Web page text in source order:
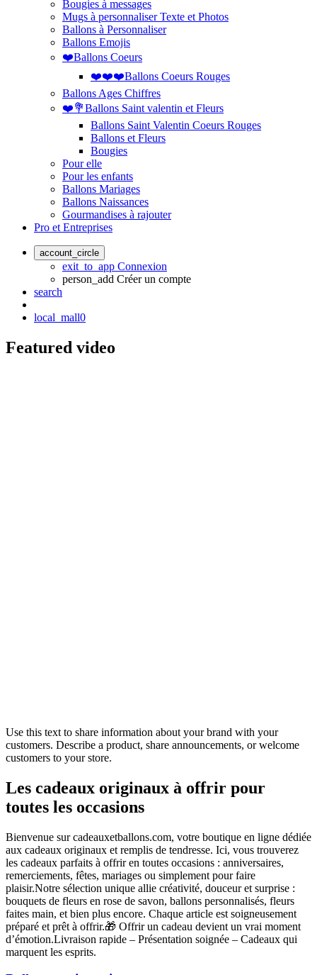
Bougies à messages
Mugs à personnaliser Texte et Photos
Ballons à Personnaliser
Ballons Emojis
❤️Ballons Coeurs
❤️❤️❤️Ballons Coeurs Rouges
Ballons Ages Chiffres
❤️💐Ballons Saint valentin et Fleurs
Ballons Saint Valentin Coeurs Rouges
Ballons et Fleurs
Bougies
Pour elle
Pour les enfants
Ballons Mariages
Ballons Naissances
Gourmandises à rajouter
Pro et Entreprises
account_circle
exit_to_app Connexion
person_add Créer un compte
search
local_mall0
Featured video
Use this text to share information about your brand with your
customers. Describe a product, share announcements, or welcome
customers to your store.
Les cadeaux originaux à offrir pour
toutes les occasions
Bienvenue sur cadeauxetballons.com, votre boutique en ligne dédiée
aux cadeaux originaux et remplis de tendresse. Ici, vous trouverez
les cadeaux parfaits à offrir en toutes occasions : anniversaires,
remerciements, fêtes, mariages ou simplement pour faire
plaisir.Notre sélection unique allie créativité, douceur et surprise :
bouquets de fleurs en rose de savon, ballons personnalisés, fleurs
faites main, et bien plus encore. Chaque article est soigneusement
préparé et prêt à offrir.🎁 Offrir un cadeau devient un vrai moment
d’émotion.Livraison rapide – Présentation soignée – Cadeaux qui
marquent les esprits.